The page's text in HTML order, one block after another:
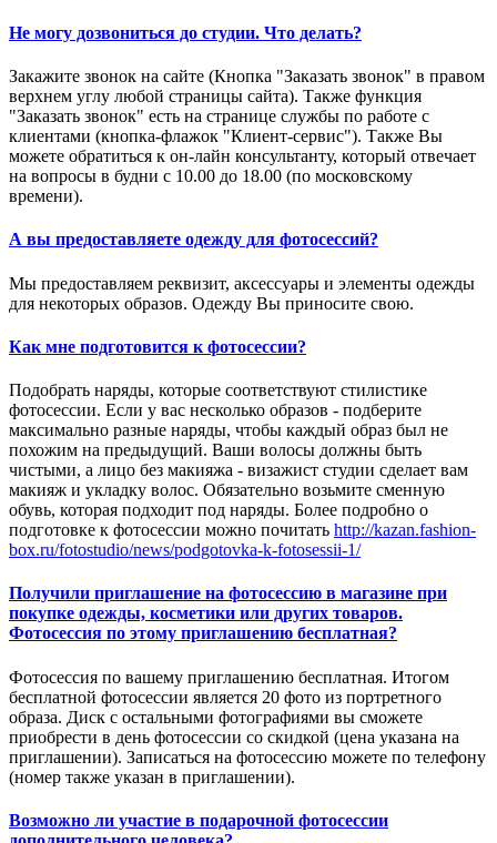
Не могу дозвониться до студии. Что делать?
Закажите звонок на сайте (Кнопка "Заказать звонок" в правом
верхнем углу любой страницы сайта). Также функция
"Заказать звонок" есть на странице службы по работе с
клиентами (кнопка-флажок "Клиент-сервис"). Также Вы
можете обратиться к он-лайн консультанту, который отвечает
на вопросы в будни с 10.00 до 18.00 (по московскому
времени).
А вы предоставляете одежду для фотосессий?
Мы предоставляем реквизит, аксессуары и элементы одежды
для некоторых образов. Одежду Вы приносите свою.
Как мне подготовится к фотосессии?
Подобрать наряды, которые соответствуют стилистике
фотосессии. Если у вас несколько образов - подберите
максимально разные наряды, чтобы каждый образ был не
похожим на предыдущий. Ваши волосы должны быть
чистыми, а лицо без макияжа - визажист студии сделает вам
макияж и укладку волос. Обязательно возьмите сменную
обувь, которая подходит под наряды. Более подробно о
подготовке к фотосессии можно почитать http://kazan.fashion-
box.ru/fotostudio/news/podgotovka-k-fotosessii-1/
Получили приглашение на фотосессию в магазине при
покупке одежды, косметики или других товаров.
Фотосессия по этому приглашению бесплатная?
Фотосессия по вашему приглашению бесплатная. Итогом
бесплатной фотосессии является 20 фото из портретного
образа. Диск с остальными фотографиями вы сможете
приобрести в день фотосессии со скидкой (цена указана на
приглашении). Записаться на фотосессию можете по телефону
(номер также указан в приглашении).
Возможно ли участие в подарочной фотосессии